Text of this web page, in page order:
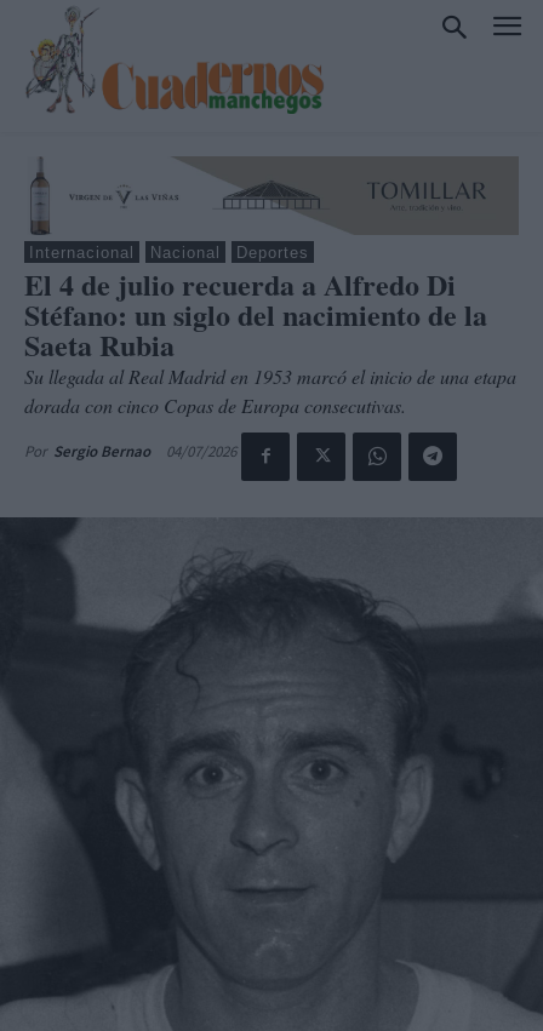
Internacional Nacional Deportes
El 4 de julio recuerda a Alfredo Di
Stéfano: un siglo del nacimiento de la
Saeta Rubia
Su llegada al Real Madrid en 1953 marcó el inicio de una etapa
dorada con cinco Copas de Europa consecutivas.
Por Sergio Bernao 04/07/2026